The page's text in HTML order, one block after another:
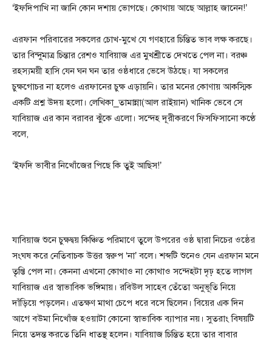
‘ইফদিপাখি না জানি কোন দশায় ভোগছে। কোথায় আছে আল্লাহ জানেন!’
এরফান পরিবারের সকলের চোখ-মুখে যে গণহারে চিন্তিত ভাব লক্ষ করছে।
তার বিন্দুমাত্র চিন্তার রেশও যাবিয়াজ এর মুখশ্রীতে দেখতে পেল না। বরঞ্চ
রহস্যময়ী হাসি যেন ঘন ঘন তার ওষ্ঠধারে ভেসে উঠছে। যা সকলের
চুক্ষগোচর না হলেও এরফানের চুক্ষ এড়ায়নি। তার মনের কোণায় আকস্মিক
একটি প্রশ্ন উদয় হলো। লেখিকা_তামান্না(আল রাইয়ান) খানিক ভেবে সে
যাবিয়াজ এর কান বরাবর ঝুঁকে এলো। সন্দেহ দূরীকরণে ফিসফিসানো কণ্ঠে
বলে,
‘ইফদি ভাবীর নিখোঁজের পিছে কি তুই আছিস!’
যাবিয়াজ শুনে চুক্ষদ্বয় কিঞ্চিত পরিমাণে তুলে উপরের ওষ্ঠ দ্বারা নিচের ওষ্ঠের
সংঘষ করে নেতিবাচক উত্তর স্বরুপ ‘না’ বলে। শব্দটি শুনেও যেন এরফান মনে
তৃপ্তি পেল না। কেননা এখনো কোথাও না কোথাও সন্দেহটা দৃঢ় হতে লাগল
যাবিয়াজ এর স্বাভাবিক ভঙ্গিমায়। রবিউল সাহেব তেঁতো অনুভূতি নিয়ে
দাঁড়িয়ে পড়লেন। এতক্ষণ মাথা চেপে ধরে বসে ছিলেন। বিয়ের এক দিন
আগে বউমা নিখোঁজ হওয়াটা কোনো স্বাভাবিক ব্যাপার নয়। সুতরাং বিষয়টি
নিয়ে তদন্ত করতে তিনি ধাতস্থ হলেন। যাবিয়াজ চিন্তিত হয়ে তার বাবার